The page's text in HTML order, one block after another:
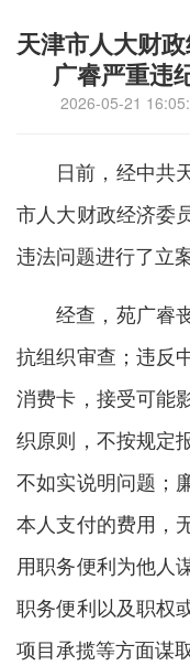
天津市人大财
广睿严重违
2026-05-21
日前，经中共
市人大财政经济委
违法问题进行了立
经查，苑广睿
抗组织审查；违反
消费卡，接受可能
织原则，不按规定
不如实说明问题；
本人支付的费用，
用职务便利为他人
职务便利以及职权
项目承揽等方面谋